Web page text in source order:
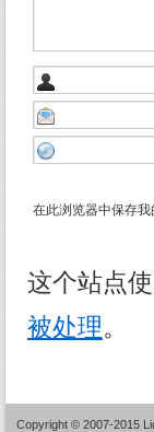
在此浏览器中保存
这个站点
被处理。
Copyright © 2007-2015